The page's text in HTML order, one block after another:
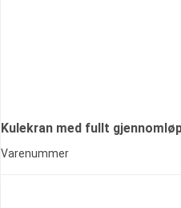
Kulekran med fullt
Varenummer